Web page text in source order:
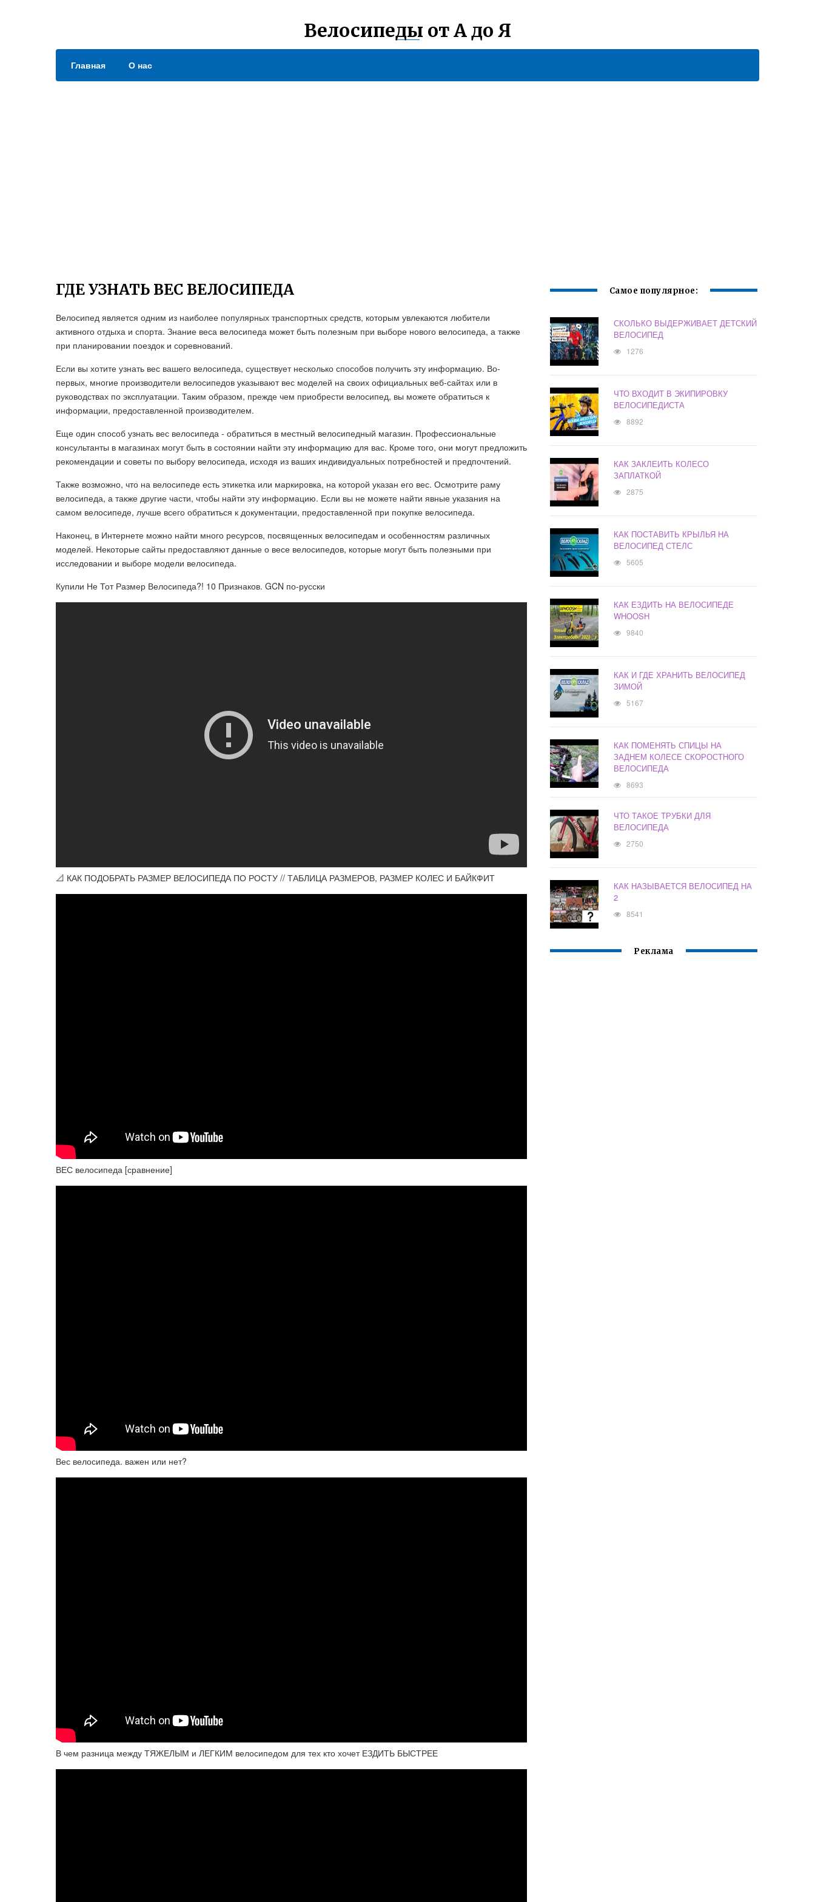
Велосипеды от А до Я
Главная О нас
ГДЕ УЗНАТЬ ВЕС ВЕЛОСИПЕДА
Велосипед является одним из наиболее популярных транспортных средств, которым увлекаются любители
активного отдыха и спорта. Знание веса велосипеда может быть полезным при выборе нового велосипеда, а также
при планировании поездок и соревнований.
Если вы хотите узнать вес вашего велосипеда, существует несколько способов получить эту информацию. Во-
первых, многие производители велосипедов указывают вес моделей на своих официальных веб-сайтах или в
руководствах по эксплуатации. Таким образом, прежде чем приобрести велосипед, вы можете обратиться к
информации, предоставленной производителем.
Еще один способ узнать вес велосипеда - обратиться в местный велосипедный магазин. Профессиональные
консультанты в магазинах могут быть в состоянии найти эту информацию для вас. Кроме того, они могут предложить
рекомендации и советы по выбору велосипеда, исходя из ваших индивидуальных потребностей и предпочтений.
Также возможно, что на велосипеде есть этикетка или маркировка, на которой указан его вес. Осмотрите раму
велосипеда, а также другие части, чтобы найти эту информацию. Если вы не можете найти явные указания на
самом велосипеде, лучше всего обратиться к документации, предоставленной при покупке велосипеда.
Наконец, в Интернете можно найти много ресурсов, посвященных велосипедам и особенностям различных
моделей. Некоторые сайты предоставляют данные о весе велосипедов, которые могут быть полезными при
исследовании и выборе модели велосипеда.
Купили Не Тот Размер Велосипеда?! 10 Признаков. GCN по-русски
📐 КАК ПОДОБРАТЬ РАЗМЕР ВЕЛОСИПЕДА ПО РОСТУ // ТАБЛИЦА РАЗМЕРОВ, РАЗМЕР КОЛЕС И БАЙКФИТ
ВЕС велосипеда [сравнение]
Вес велосипеда. важен или нет?
В чем разница между ТЯЖЕЛЫМ и ЛЕГКИМ велосипедом для тех кто хочет ЕЗДИТЬ БЫСТРЕЕ
Самое популярное:
СКОЛЬКО ВЫДЕРЖИВАЕТ ДЕТСКИЙ
ВЕЛОСИПЕД
1276
ЧТО ВХОДИТ В ЭКИПИРОВКУ
ВЕЛОСИПЕДИСТА
8892
КАК ЗАКЛЕИТЬ КОЛЕСО
ЗАПЛАТКОЙ
2875
КАК ПОСТАВИТЬ КРЫЛЬЯ НА
ВЕЛОСИПЕД СТЕЛС
5605
КАК ЕЗДИТЬ НА ВЕЛОСИПЕДЕ
WHOOSH
9840
КАК И ГДЕ ХРАНИТЬ ВЕЛОСИПЕД
ЗИМОЙ
5167
КАК ПОМЕНЯТЬ СПИЦЫ НА
ЗАДНЕМ КОЛЕСЕ СКОРОСТНОГО
ВЕЛОСИПЕДА
8693
ЧТО ТАКОЕ ТРУБКИ ДЛЯ
ВЕЛОСИПЕДА
2750
КАК НАЗЫВАЕТСЯ ВЕЛОСИПЕД НА
2
8541
Реклама